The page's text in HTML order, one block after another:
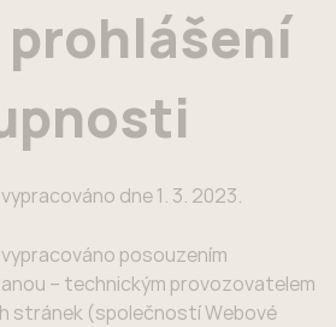
dne 1. 3. 2023.
posouzením
– technickým provozovatelem
stránek (společností Webové